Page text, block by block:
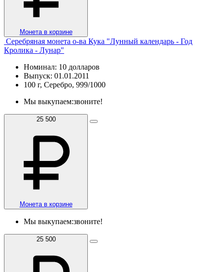
Монета в корзине
Серебряная монета о-ва Кука "Лунный календарь - Год
Кролика - Лунар"
Номинал: 10 долларов
Выпуск: 01.01.2011
100 г, Серебро, 999/1000
Мы выкупаем:звоните!
25 500
Монета в корзине
Мы выкупаем:звоните!
25 500